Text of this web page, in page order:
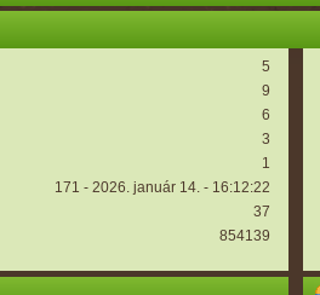
5
9
6
3
1
171 - 2026. január 14. - 16:12:22
37
854139